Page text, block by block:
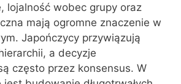
lojalność wobec grupy oraz
mają ogromne znaczenie w
Japończycy przywiązują
a decyzje
często przez konsensus. W